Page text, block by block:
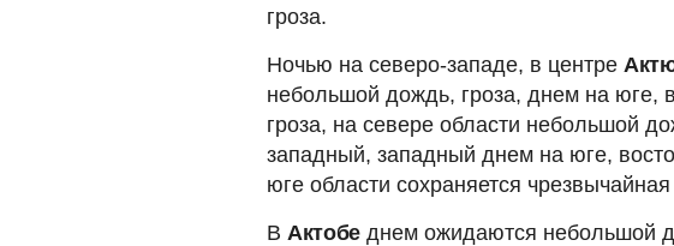
гроза.
Ночью на северо-западе, в центре
небольшой дождь, гроза, днем на юге,
гроза, на севере области небольшой
западный, западный днем на юге,
юге области сохраняется
В Актобеднем ожидаются небольшой